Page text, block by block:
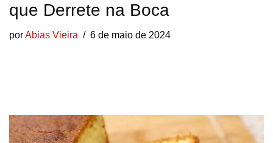
que Derrete na Boca
porAbias Vieira 6 de maio de 2024